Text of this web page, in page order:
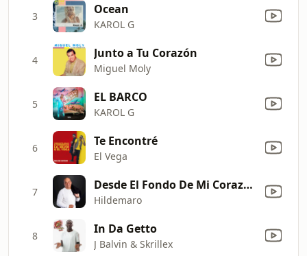
3 Ocean
KAROL G
4 Junto a Tu Corazón
Miguel Moly
5 EL BARCO
KAROL G
6 Te Encontré
El Vega
7 Desde El Fondo De Mi Corazón
Hildemaro
8 In Da Getto
J Balvin & Skrillex